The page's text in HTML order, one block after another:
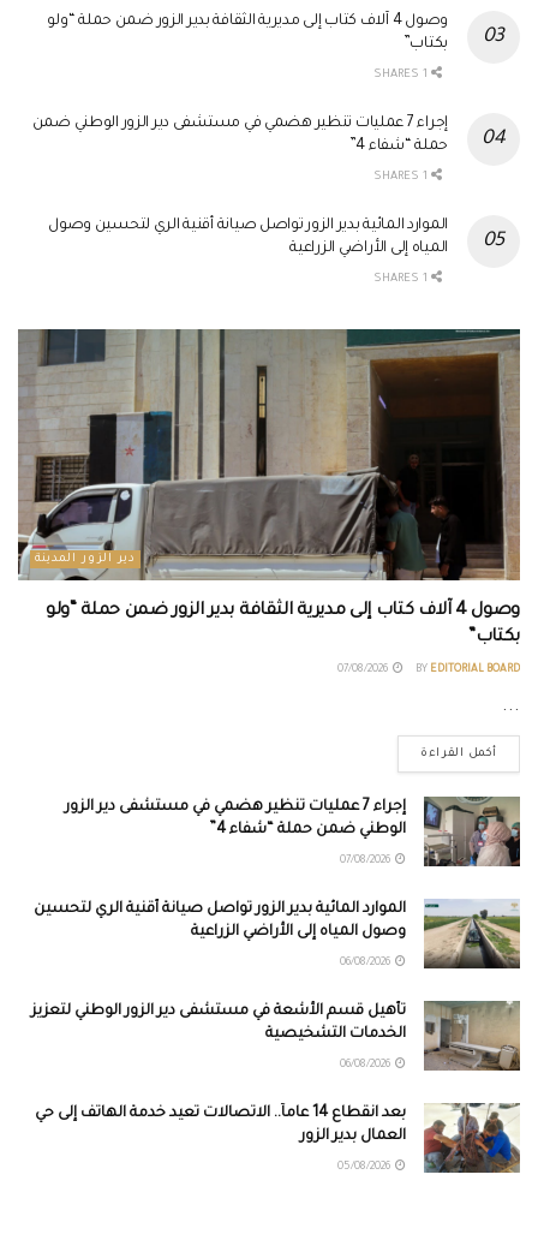
وصول 4 آلاف كتاب إلى مديرية الثقافة بدير الزور ضمن حملة “ولو
بكتاب”
إجراء 7 عمليات تنظير هضمي في مستشفى دير الزور الوطني ضمن
حملة “شفاء 4”
الموارد المائية بدير الزور تواصل صيانة أقنية الري لتحسين وصول
المياه إلى الأراضي الزراعية
دير الزور المدينة
وصول 4 آلاف كتاب إلى مديرية الثقافة بدير الزور ضمن حملة “ولو
بكتاب”
BY EDITORIAL BOARD
...
أكمل القراءة
إجراء 7 عمليات تنظير هضمي في مستشفى دير الزور
الوطني ضمن حملة “شفاء 4”
الموارد المائية بدير الزور تواصل صيانة أقنية الري لتحسين
وصول المياه إلى الأراضي الزراعية
تأهيل قسم الأشعة في مستشفى دير الزور الوطني لتعزيز
الخدمات التشخيصية
بعد انقطاع 14 عاماً.. الاتصالات تعيد خدمة الهاتف إلى حي
العمال بدير الزور